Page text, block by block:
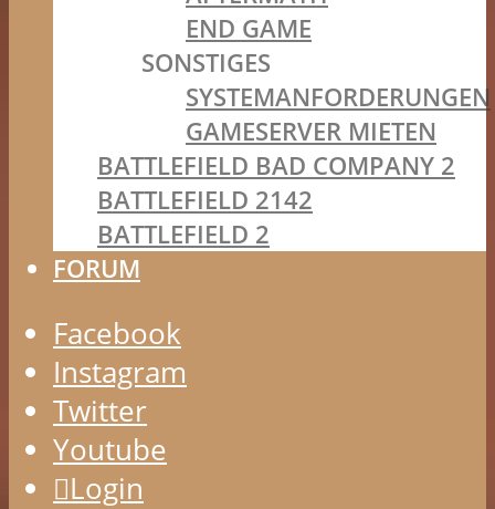
END GAME
SONSTIGES
SYSTEMANFORDERUNGEN
GAMESERVER MIETEN
BATTLEFIELD BAD COMPANY 2
BATTLEFIELD 2142
BATTLEFIELD 2
FORUM
Facebook
Instagram
Twitter
Youtube
Login